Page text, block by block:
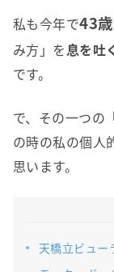
私も今年で43歳
み方」を息を吐
です。
で、その一つの
の時の私の個人
思います。
天橋立ビュー